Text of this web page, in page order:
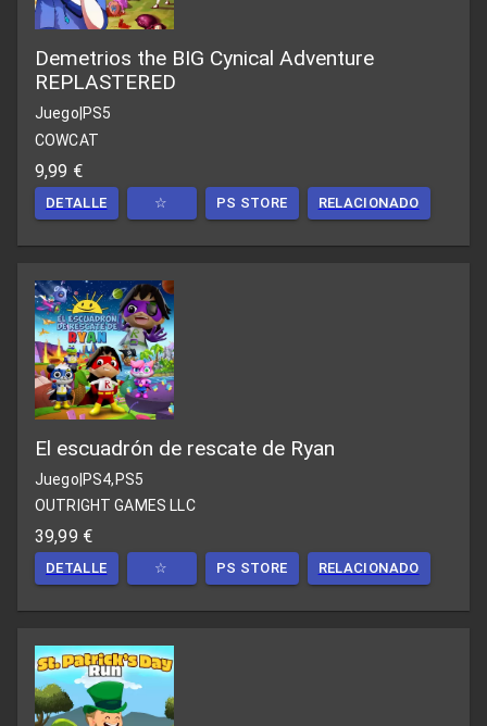
Demetrios the BIG Cynical Adventure
REPLASTERED
Juego PS5
COWCAT
9,99 €
DETALLE ☆ PS STORE RELACIONADO
El escuadrón de rescate de Ryan
Juego|PS4,PS5
OUTRIGHT GAMES LLC
39,99 €
DETALLE ☆ PS STORE RELACIONADO